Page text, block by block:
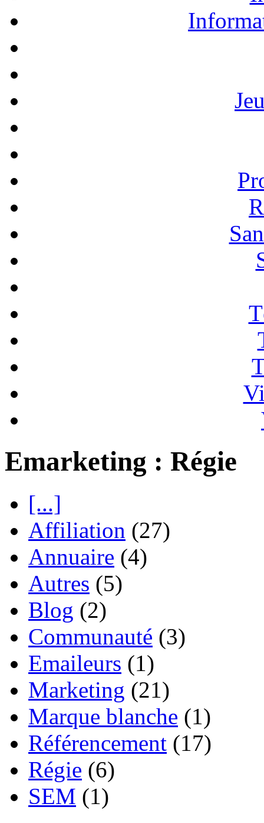
Emarketing : Régie
[...]
Affiliation (27)
Annuaire (4)
Autres (5)
Blog (2)
Communauté (3)
Emaileurs (1)
Marketing (21)
Marque blanche (1)
Référencement (17)
Régie (6)
SEM (1)